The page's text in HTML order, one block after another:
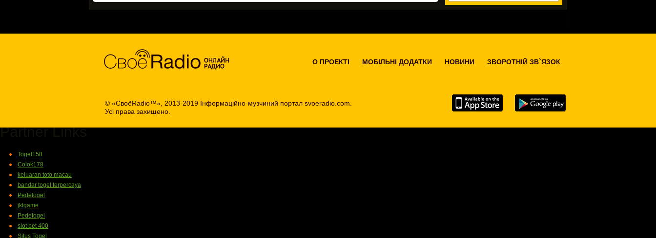
О ПРОEКТІ МОБІЛЬНІ ДОДАТКИ НОВИНИ ЗВОРОТНІЙ ЗВ`ЯЗОК
© «СвоёRadio™», 2013-2019 Інформаційно-музчиний портал svoeradio.com.
Усі права захищено.
Partner Links
Togel158
Colok178
keluaran toto macau
bandar togel terpercaya
Pedetogel
jktgame
Pedetogel
slot bet 400
Situs Togel